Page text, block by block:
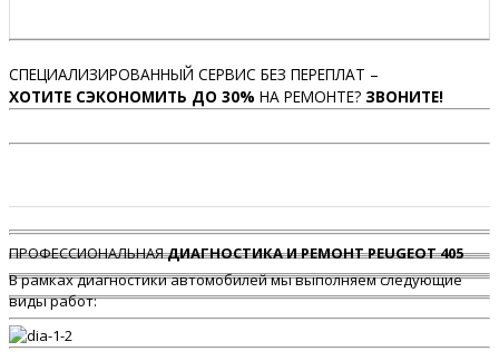
СПЕЦИАЛИЗИРОВАННЫЙ СЕРВИС БЕЗ ПЕРЕПЛАТ –
ХОТИТЕ СЭКОНОМИТЬ ДО 30% НА РЕМОНТЕ? ЗВОНИТЕ!
ПРОФЕССИОНАЛЬНАЯДИАГНОСТИКА И РЕМОНТ PEUGEOT 405
В рамках диагностики автомобилей мы выполняем следующие
виды работ: